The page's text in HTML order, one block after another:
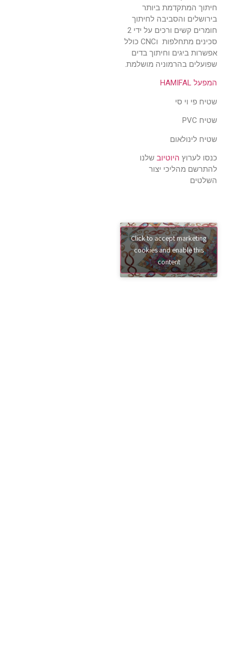
חיתוך המתקדמת ביותר
בירושלים והסביבה לחיתוך
חומרים קשים ורכים על ידי 2
סכינים מתחלפות וCNC כולל
אפשרות ביגים וחיתוך בדים
שפועלים בהרמוניה מושלמת.
המפעל HAMIFAL
שטיח פי וי סי
שטיח PVC
שטיח לינולאום
כנסו לערוץ היוטיוב שלנו
להתרשם מהליכי יצור
השלטים
Click to accept marketing
cookies and enable this
content